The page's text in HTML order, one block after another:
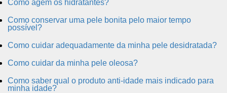
Como agem os hidratantes?
Como conservar uma pele bonita pelo maior tempo
possível?
Como cuidar adequadamente da minha pele desidratada?
Como cuidar da minha pele oleosa?
Como saber qual o produto anti-idade mais indicado para
minha idade?